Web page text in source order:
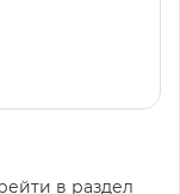
в раздел